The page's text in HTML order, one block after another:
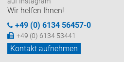
Wir helfen Ihnen!
+49 (0) 6134 56457-0
+49 (0) 6134 53441
Kontakt aufnehmen